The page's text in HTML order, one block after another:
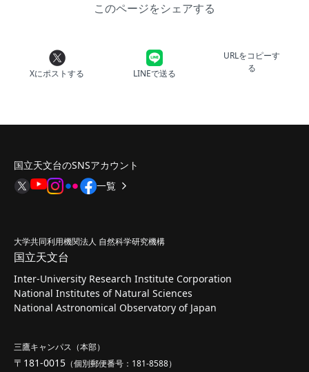
このページをシェアする
Xにポストする LINEで送る
URLをコピーす
る
国立天文台のSNSアカウント
一覧
大学共同利用機関法人 自然科学研究機構
国立天文台
Inter-University Research Institute Corporation
National Institutes of Natural Sciences
National Astronomical Observatory of Japan
三鷹キャンパス（本部）
〒181-0015 （個別郵便番号：181-8588）